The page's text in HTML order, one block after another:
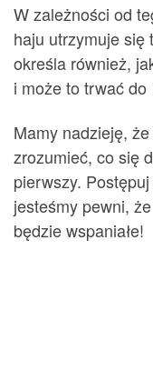
W zależności od
haju utrzymuje się
określa również,
i może to trwać do
Mamy nadzieję,
zrozumieć, co się
pierwszy.
jesteśmy pewni,
będzie wspaniałe!